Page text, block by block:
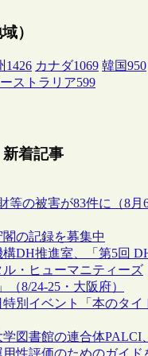
）
1426 カナダ1069 韓国950
ストラリア599
新着記事
等の被害が83件に（8月
の記録を募集中
構DH推進室、「第5回
・ヒューマニティーズ
8/24-25・大阪府）
別イベント「本のタイ
図書館の連合体PALCI、